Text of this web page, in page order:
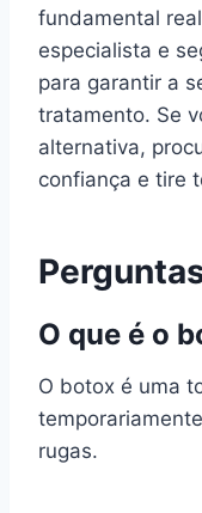
fundamental
especialista e
para garantir a
tratamento. Se
alternativa,
confiança e tire
O que é o
O botox é uma
rugas.